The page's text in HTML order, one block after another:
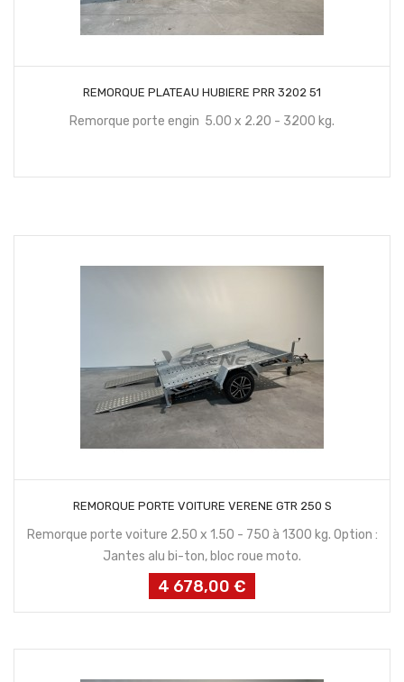
REMORQUE PLATEAU HUBIERE PRR 3202 51
Remorque porte engin 5.00 x 2.20 - 3200 kg.
REMORQUE PORTE VOITURE VERENE GTR 250 S
Remorque porte voiture 2.50 x 1.50 - 750 à 1300 kg. Option :
Jantes alu bi-ton, bloc roue moto.
Prix
4 678,00 €